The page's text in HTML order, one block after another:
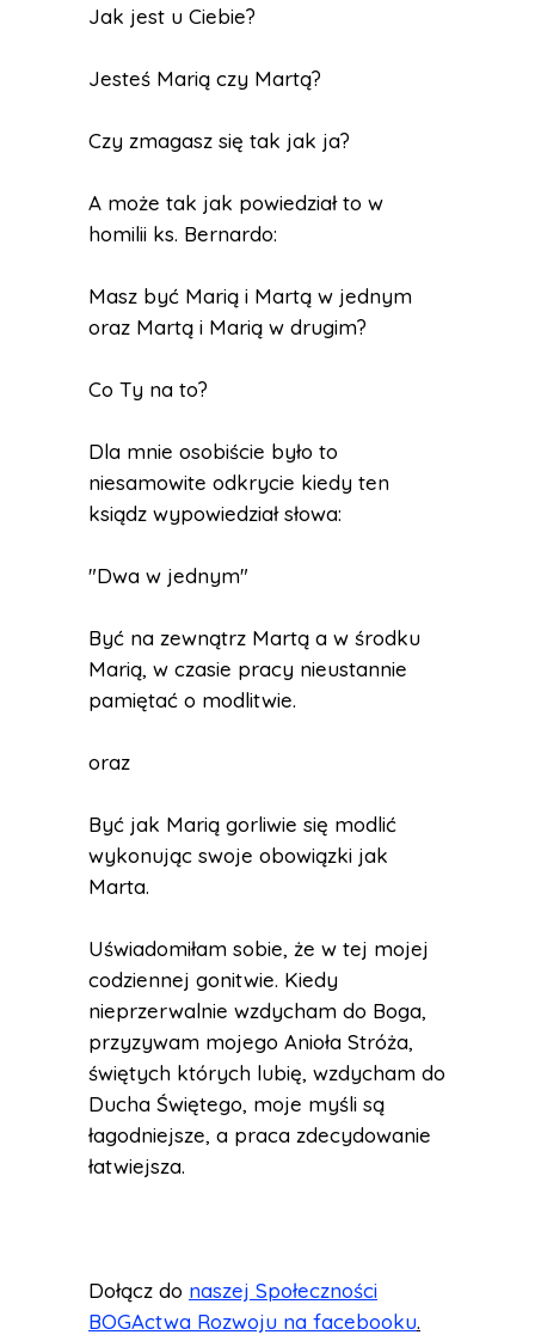
Jak jest u Ciebie?
Jesteś Marią czy Martą?
Czy zmagasz się tak jak ja?
A może tak jak powiedział to w
homilii ks. Bernardo:
Masz być Marią i Martą w jednym
oraz Martą i Marią w drugim?
Co Ty na to?
Dla mnie osobiście było to
niesamowite odkrycie kiedy ten
ksiądz wypowiedział słowa:
"Dwa w jednym"
Być na zewnątrz Martą a w środku
Marią, w czasie pracy nieustannie
pamiętać o modlitwie.
oraz
Być jak Marią gorliwie się modlić
wykonując swoje obowiązki jak
Marta.
Uświadomiłam sobie, że w tej mojej
codziennej gonitwie. Kiedy
nieprzerwalnie wzdycham do Boga,
przyzywam mojego Anioła Stróża,
świętych których lubię, wzdycham do
Ducha Świętego, moje myśli są
łagodniejsze, a praca zdecydowanie
łatwiejsza.
Dołącz do naszej Społeczności
BOGActwa Rozwoju na facebooku.